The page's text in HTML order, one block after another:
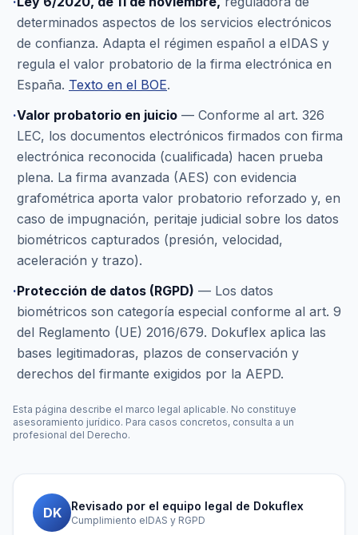
determinados aspectos de los servicios electrónicos
de confianza. Adapta el régimen español a eIDAS y
regula el valor probatorio de la firma electrónica en
España. Texto en el BOE.
·Valor probatorio en juicio — Conforme al art. 326
LEC, los documentos electrónicos firmados con firma
electrónica reconocida (cualificada) hacen prueba
plena. La firma avanzada (AES) con evidencia
grafométrica aporta valor probatorio reforzado y, en
caso de impugnación, peritaje judicial sobre los datos
biométricos capturados (presión, velocidad,
aceleración y trazo).
·Protección de datos (RGPD) — Los datos
biométricos son categoría especial conforme al art. 9
del Reglamento (UE) 2016/679. Dokuflex aplica las
bases legitimadoras, plazos de conservación y
derechos del firmante exigidos por la AEPD.
Esta página describe el marco legal aplicable. No constituye
asesoramiento jurídico. Para casos concretos, consulta a un
profesional del Derecho.
DK Revisado por el equipo legal de Dokuflex
Cumplimiento eIDAS y RGPD